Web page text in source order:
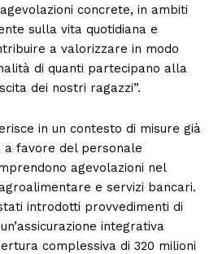
concrete, in ambiti
sulla vita quotidiana e
a valorizzare in modo
di quanti partecipano alla
dei nostri ragazzi”.
in un contesto di misure già
favore del personale
agevolazioni nel
e servizi bancari.
introdotti provvedimenti di
integrativa
complessiva di 320 milioni